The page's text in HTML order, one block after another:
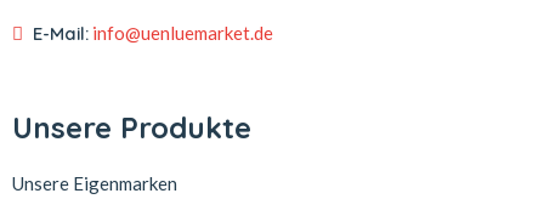
E-Mail: info@uenluemarket.de
Unsere Produkte
Unsere Eigenmarken